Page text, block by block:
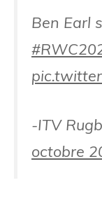
Ben Earl
-ITV
octobre